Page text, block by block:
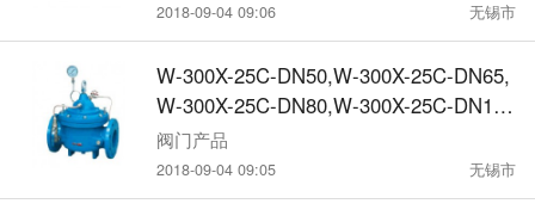
2018-09-04 09:06 无锡市
W-300X-25C-DN50,W-300X-25C-DN65,
W-300X-25C-DN80,W-300X-25C-DN10
0,水力控制阀
阀门产品
2018-09-04 09:05 无锡市